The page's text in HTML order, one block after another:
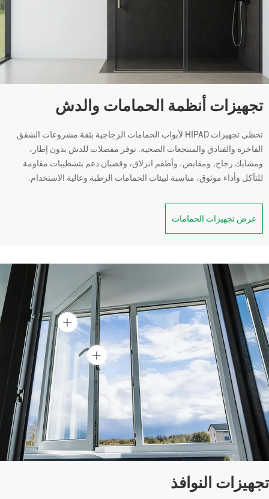
تجهيزات أنظمة الحمامات والدش
تحظى تجهيزات HIPAD لأبواب الحمامات الزجاجية بثقة مشروعات الشقق
الفاخرة والفنادق والمنتجعات الصحية. نوفر مفصلات للدش بدون إطار،
ومشابك زجاج، ومقابض، وأطقم انزلاق، وقضبان دعم بتشطيبات مقاومة
للتآكل وأداء موثوق، مناسبة لبيئات الحمامات الرطبة وعالية الاستخدام.
عرض تجهيزات الحمامات
تجهيزات النوافذ